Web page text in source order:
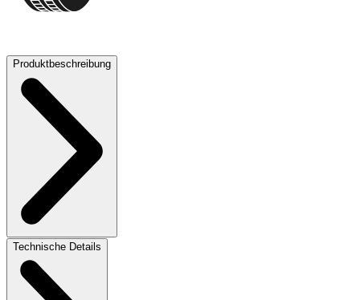
Produktbeschreibung
Technische Details